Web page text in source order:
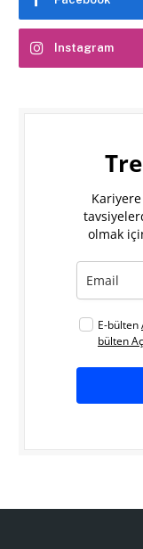
Instagram
olmak
E-bülten
bülten